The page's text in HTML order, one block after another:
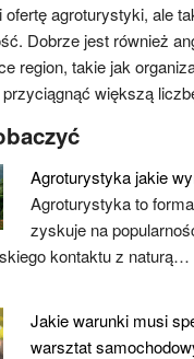
ofertę agroturystyki, ale
Dobrze jest również
region, takie jak
większą
Agroturystyka jakie
Agroturystyka to
zyskuje na
kontaktu z naturą…
Jakie warunki musi
warsztat